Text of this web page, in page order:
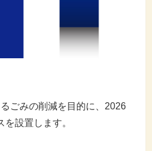
ごみの削減を目的に、2026
設置します。